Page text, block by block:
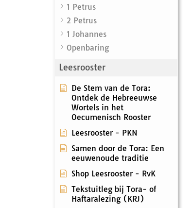
1 Petrus
2 Petrus
1 Johannes
Openbaring
Leesrooster
De Stem van de Tora:
Ontdek de Hebreeuwse
Wortels in het
Oecumenisch Rooster
Leesrooster - PKN
Samen door de Tora: Een
eeuwenoude traditie
Shop Leesrooster - RvK
Tekstuitleg bij Tora- of
Haftaralezing (KRJ)